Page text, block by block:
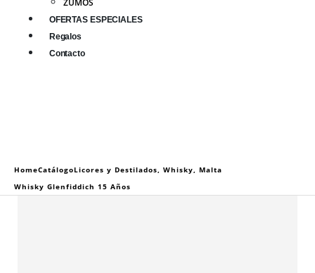
ZUMOS
OFERTAS ESPECIALES
Regalos
Contacto
HomeCatálogoLicores y Destilados, Whisky, Malta
Whisky Glenfiddich 15 Años